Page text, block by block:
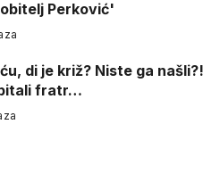
Perković'
di je križ? Niste ga našli?!
fratr…